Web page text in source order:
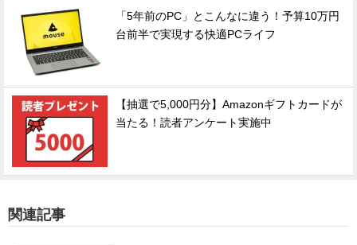
「5年前のPC」とこんなに違う！予算10万円
台前半で実現する快適PCライフ
【抽選で5,000円分】Amazonギフトカードが
当たる！読者アンケート実施中
関連記事